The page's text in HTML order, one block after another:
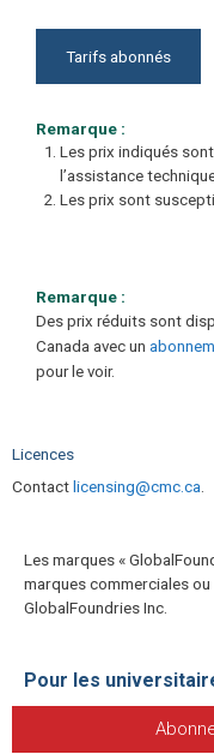
Tarifs abonnés
Remarque :
Les prix indiqués
l’assistance
Les prix sont
Remarque :
Des prix réduits sont
Canada avec un
pour le voir.
Licences
Contactlicensing@cmc.ca
Les marques «
marques commerciales
GlobalFoundries Inc.
Pour les